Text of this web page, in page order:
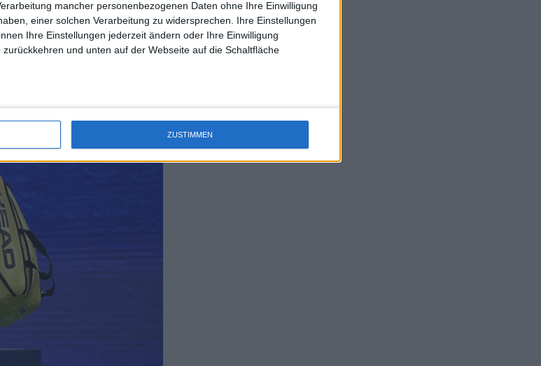
mancher personenbezogenen Daten ohne Ihre Einwilligung
einer solchen Verarbeitung zu widersprechen. Ihre Einstellungen
Ihre Einstellungen jederzeit ändern oder Ihre Einwilligung
und unten auf der Webseite auf die Schaltfläche
ZUSTIMMEN
uss J-L-Struff wahrscheinlich morge 3 Spiele absolvieren (2.
mal Einzel 1x Doppel) dank der hervorragenden Unterstützung
des Kommentators für F-A-A